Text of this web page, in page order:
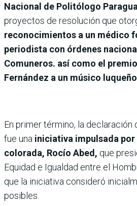
Nacional de Politólogo
proyectos de resolución que
reconocimientos a un médico
periodista con órdenes
Comuneros. así como el
Fernández a un músico
En primer término, la declaración
fue una iniciativa impulsada
colorada, Rocío Abed, que
Equidad e Igualdad entre el
que la iniciativa consideró
posibles.